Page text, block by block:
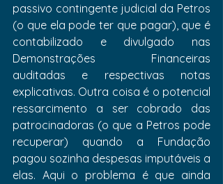
passivo contingente judicial da Petros
(o que ela pode ter que pagar), que é
contabilizado e divulgado nas
Demonstrações Financeiras
auditadas e respectivas notas
explicativas. Outra coisa é o potencial
ressarcimento a ser cobrado das
patrocinadoras (o que a Petros pode
recuperar) quando a Fundação
pagou sozinha despesas imputáveis a
elas. Aqui o problema é que ainda